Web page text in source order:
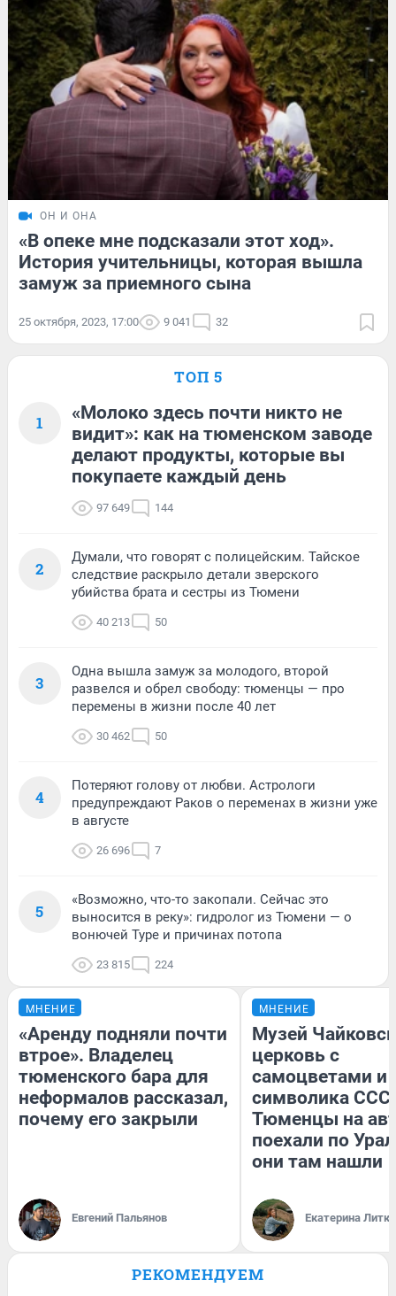
ОН И ОНА
«В опеке мне подсказали этот ход».
История учительницы, которая вышла
замуж за приемного сына
25 октября, 2023, 17:00 9 041 32
ТОП 5
1
«Молоко здесь почти никто не
видит»: как на тюменском заводе
делают продукты, которые вы
покупаете каждый день
97 649 144
2
Думали, что говорят с полицейским. Тайское
следствие раскрыло детали зверского
убийства брата и сестры из Тюмени
40 213 50
3
Одна вышла замуж за молодого, второй
развелся и обрел свободу: тюменцы — про
перемены в жизни после 40 лет
30 462 50
4
Потеряют голову от любви. Астрологи
предупреждают Раков о переменах в жизни уже
в августе
26 696 7
5
«Возможно, что-то закопали. Сейчас это
выносится в реку»: гидролог из Тюмени — о
вонючей Туре и причинах потопа
23 815 224
МНЕНИЕ
«Аренду подняли почти
втрое». Владелец
тюменского бара для
неформалов рассказал,
почему его закрыли
Евгений Пальянов
МНЕНИЕ
Музей
церковь с
самоцветами и
символика
Тюменцы на
поехали по
они там нашли
Екатерина
РЕКОМЕНДУЕМ